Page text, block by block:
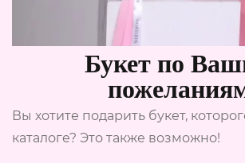
Букет по
Вы хотите подарить букет,
каталоге? Это также возможно!